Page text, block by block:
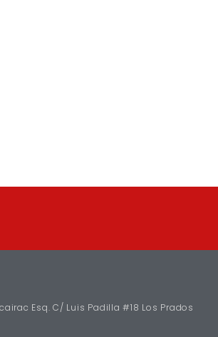
Esq. C/ Luis Padilla #18 Los Prados